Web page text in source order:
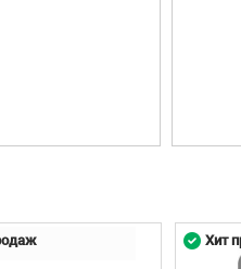
Хит